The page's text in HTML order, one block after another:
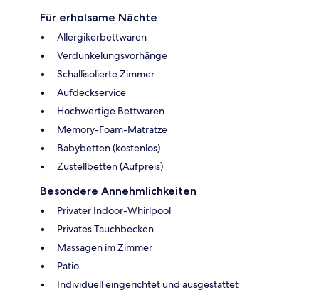
Für erholsame Nächte
Allergikerbettwaren
Verdunkelungsvorhänge
Schallisolierte Zimmer
Aufdeckservice
Hochwertige Bettwaren
Memory-Foam-Matratze
Babybetten (kostenlos)
Zustellbetten (Aufpreis)
Besondere Annehmlichkeiten
Privater Indoor-Whirlpool
Privates Tauchbecken
Massagen im Zimmer
Patio
Individuell eingerichtet und ausgestattet